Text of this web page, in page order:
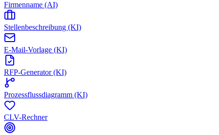
Firmenname (AI)
Stellenbeschreibung (KI)
E-Mail-Vorlage (KI)
RFP-Generator (KI)
Prozessflussdiagramm (KI)
CLV-Rechner